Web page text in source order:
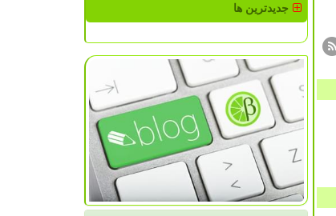
جدیدترین ها